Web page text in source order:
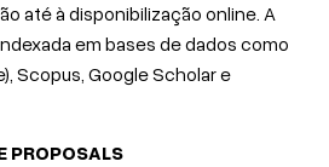
até à disponibilização online. A
em bases de dados como
Scopus, Google Scholar e
PROPOSALS